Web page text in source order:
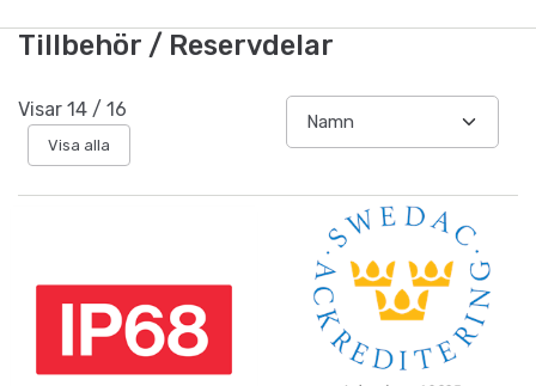
Tillbehör / Reservdelar
Visar 14 / 16
Visa alla